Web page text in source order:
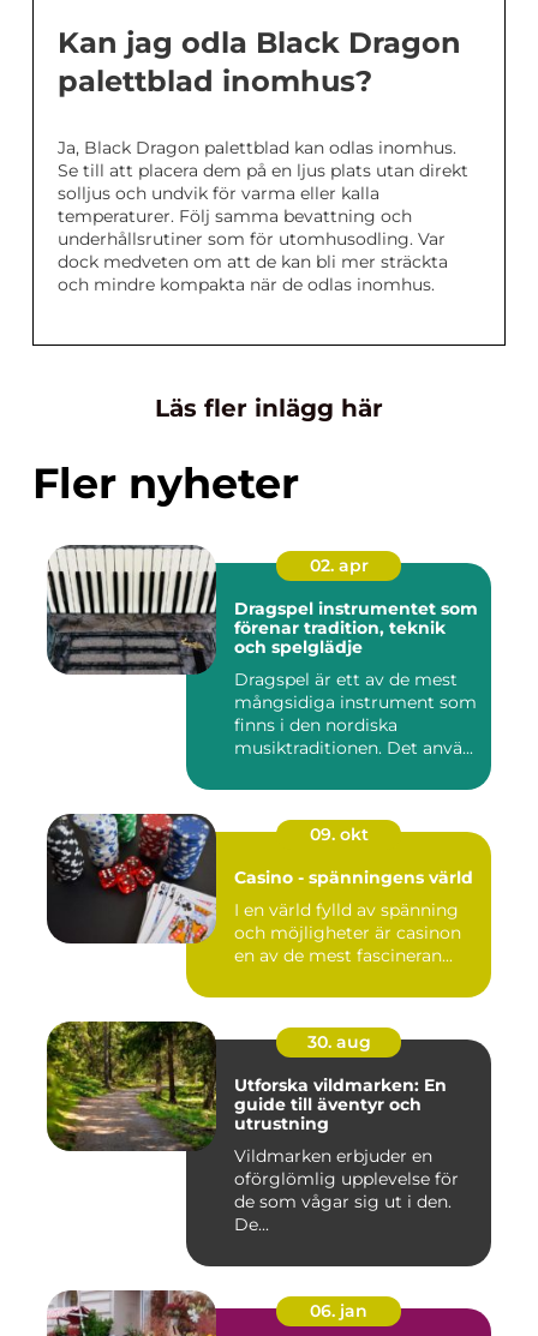
Kan jag odla Black Dragon
palettblad inomhus?
Ja, Black Dragon palettblad kan odlas inomhus.
Se till att placera dem på en ljus plats utan direkt
solljus och undvik för varma eller kalla
temperaturer. Följ samma bevattning och
underhållsrutiner som för utomhusodling. Var
dock medveten om att de kan bli mer sträckta
och mindre kompakta när de odlas inomhus.
Läs fler inlägg här
Fler nyheter
02. apr
Dragspel instrumentet som
förenar tradition, teknik
och spelglädje
Dragspel är ett av de mest
mångsidiga instrument som
finns i den nordiska
musiktraditionen. Det anvä...
09. okt
Casino - spänningens värld
I en värld fylld av spänning
och möjligheter är casinon
en av de mest fascineran...
30. aug
Utforska vildmarken: En
guide till äventyr och
utrustning
Vildmarken erbjuder en
oförglömlig upplevelse för
de som vågar sig ut i den.
De...
06. jan